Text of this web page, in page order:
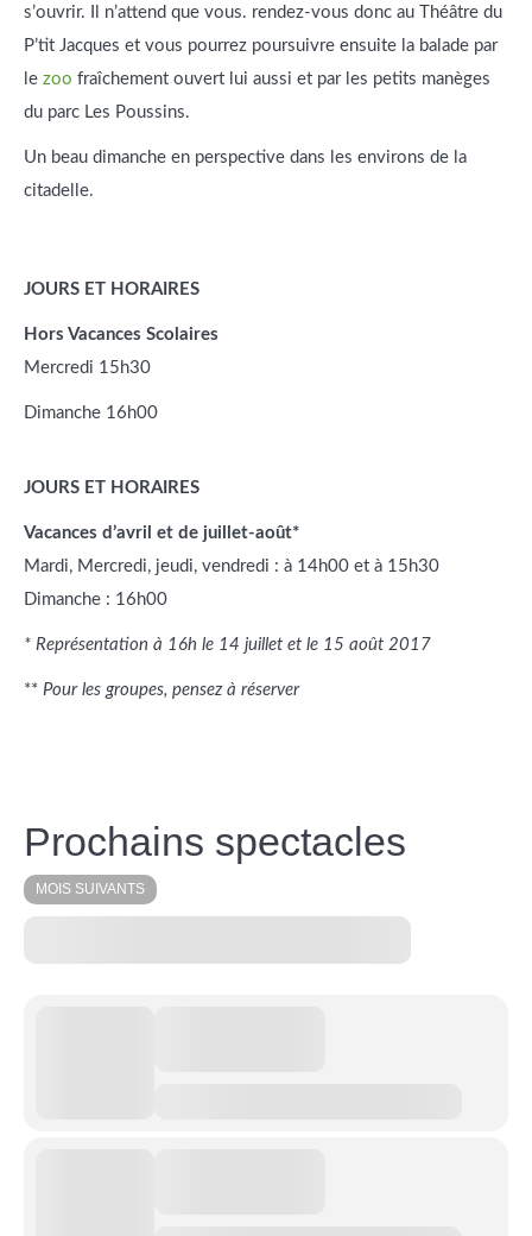
s’ouvrir. Il n’attend que vous. rendez-vous donc au Théâtre du
P’tit Jacques et vous pourrez poursuivre ensuite la balade par
le zoo fraîchement ouvert lui aussi et par les petits manèges
du parc Les Poussins.
Un beau dimanche en perspective dans les environs de la
citadelle.
JOURS ET HORAIRES
Hors Vacances Scolaires
Mercredi 15h30
Dimanche 16h00
JOURS ET HORAIRES
Vacances d’avril et de juillet-août*
Mardi, Mercredi, jeudi, vendredi : à 14h00 et à 15h30
Dimanche : 16h00
* Représentation à 16h le 14 juillet et le 15 août 2017
** Pour les groupes, pensez à réserver
Prochains spectacles
MOIS SUIVANTS